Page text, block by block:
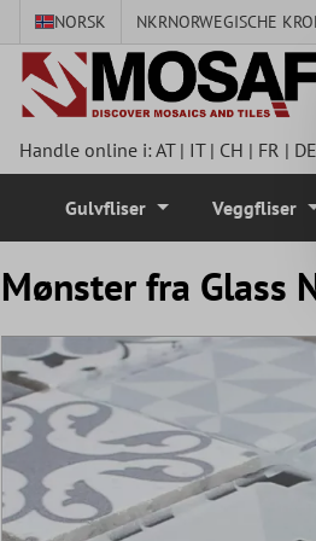
NORSK NKRNORWEGISCHE
Handle online i:AT| IT| CH | FR | DE
Gulvfliser Veggfliser
Mønster fra Glass